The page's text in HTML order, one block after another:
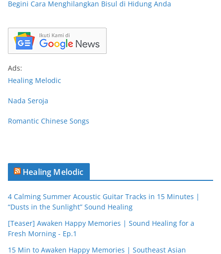
Begini Cara Menghilangkan Bisul di Hidung Anda
Ads:
Healing Melodic
Nada Seroja
Romantic Chinese Songs
Healing Melodic
4 Calming Summer Acoustic Guitar Tracks in 15 Minutes |
“Dusts in the Sunlight” Sound Healing
[Teaser] Awaken Happy Memories | Sound Healing for a
Fresh Morning - Ep.1
15 Min to Awaken Happy Memories | Southeast Asian